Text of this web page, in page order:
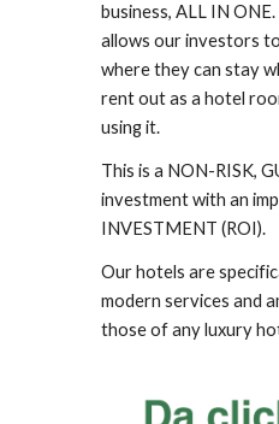
business, ALL IN
allows our investors
where they can stay
rent out as a hotel
using it.
This is a NON-RISK,
investment with an
INVESTMENT (ROI).
Our hotels are
modern services and
those of any luxury